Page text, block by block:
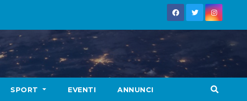
SPORT EVENTI ANNUNCI